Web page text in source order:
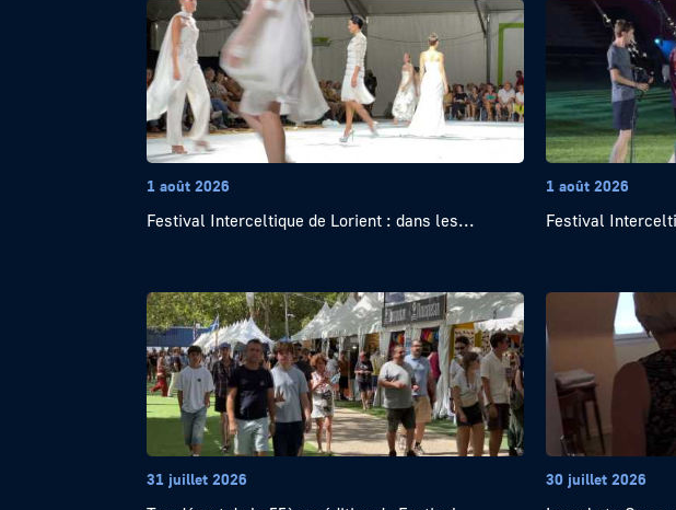
1 août 2026
Festival Interceltique de Lorient : dans les...
1 août 2026
Festival
31 juillet 2026 30 juillet 2026